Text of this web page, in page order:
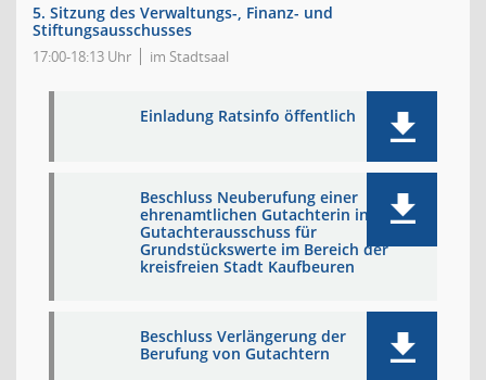
5. Sitzung des Verwaltungs-, Finanz- und
Stiftungsausschusses
17:00-18:13 Uhr im Stadtsaal
Einladung Ratsinfo öffentlich
Beschluss Neuberufung einer
ehrenamtlichen Gutachterin in den
Gutachterausschuss für
Grundstückswerte im Bereich der
kreisfreien Stadt Kaufbeuren
Beschluss Verlängerung der
Berufung von Gutachtern